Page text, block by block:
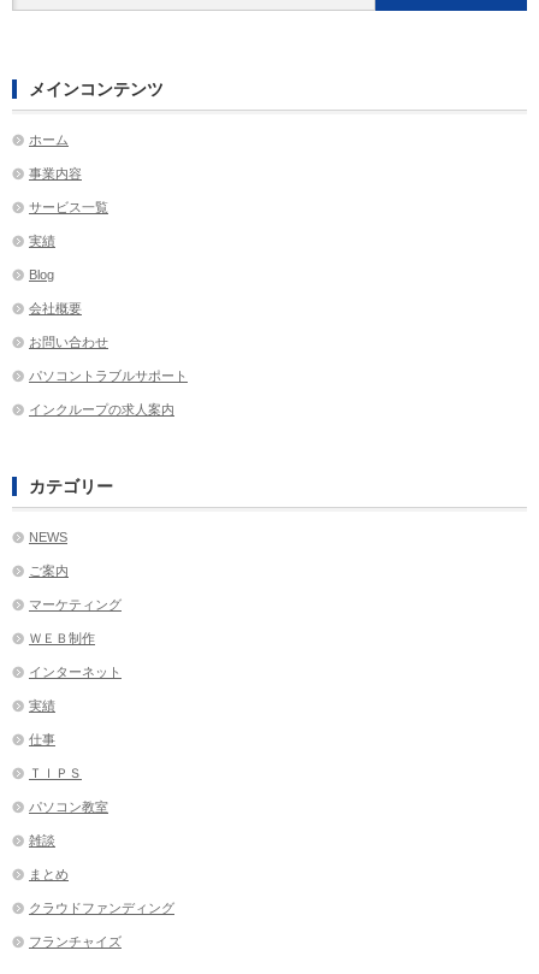
メインコンテンツ
ホーム
事業内容
サービス一覧
実績
Blog
会社概要
お問い合わせ
パソコントラブルサポート
インクループの求人案内
カテゴリー
NEWS
ご案内
マーケティング
ＷＥＢ制作
インターネット
実績
仕事
ＴＩＰＳ
パソコン教室
雑談
まとめ
クラウドファンディング
フランチャイズ